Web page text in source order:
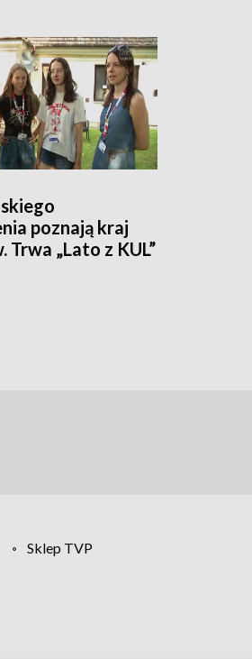
poznają kraj
Trwa „Lato z KUL”
Sklep TVP